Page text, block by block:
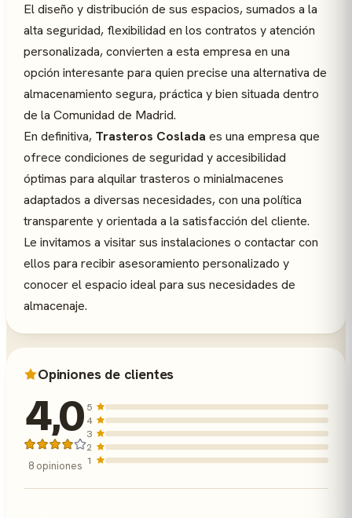
El diseño y distribución de sus espacios, sumados a la
alta seguridad, flexibilidad en los contratos y atención
personalizada, convierten a esta empresa en una
opción interesante para quien precise una alternativa de
almacenamiento segura, práctica y bien situada dentro
de la Comunidad de Madrid.
En definitiva, Trasteros Coslada es una empresa que
ofrece condiciones de seguridad y accesibilidad
óptimas para alquilar trasteros o minialmacenes
adaptados a diversas necesidades, con una política
transparente y orientada a la satisfacción del cliente.
Le invitamos a visitar sus instalaciones o contactar con
ellos para recibir asesoramiento personalizado y
conocer el espacio ideal para sus necesidades de
almacenaje.
Opiniones de clientes
4,0
8 opiniones
5
4
3
2
1